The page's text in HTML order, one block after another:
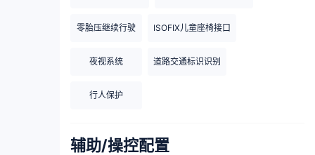
零胎压继续行驶 ISOFIX儿童座椅接口
夜视系统 道路交通标识识别
行人保护
辅助/操控配置